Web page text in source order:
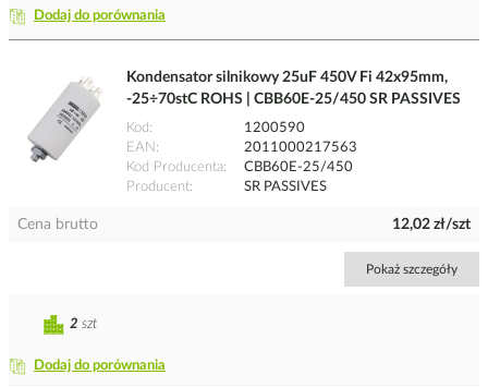
Dodaj do porównania
Kondensator silnikowy 25uF 450V Fi 42x95mm,
-25÷70stC ROHS | CBB60E-25/450 SR PASSIVES
Kod
1200590
EAN
2011000217563
Kod Producenta
CBB60E-25/450
Producent
SR PASSIVES
Cena brutto 12,02 zł/szt
Pokaż szczegóły
Dodaj do porównania
2 szt